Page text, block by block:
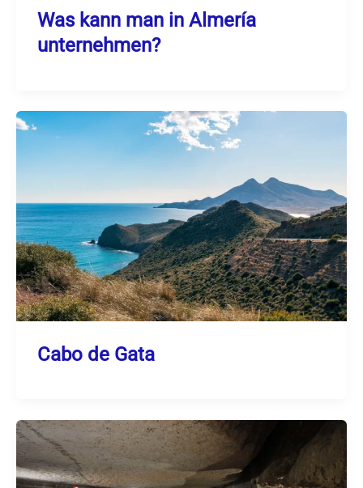
Was kann man in Almería
unternehmen?
Cabo de Gata